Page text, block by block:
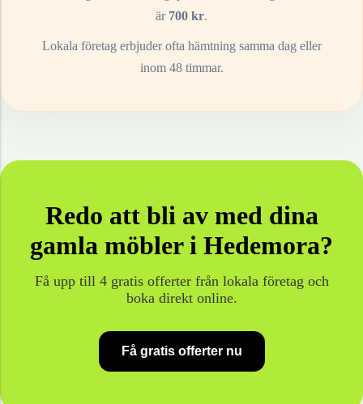
är 700 kr.
Lokala företag erbjuder ofta hämtning samma dag eller
inom 48 timmar.
Redo att bli av med dina
gamla möbleri Hedemora?
Få upp till 4 gratis offerter från lokala företag och
boka direkt online.
Få gratis offerter nu